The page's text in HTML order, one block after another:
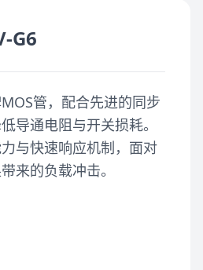
G6
管，配合先进的同步
导通电阻与开关损耗。
与快速响应机制，面对
来的负载冲击。